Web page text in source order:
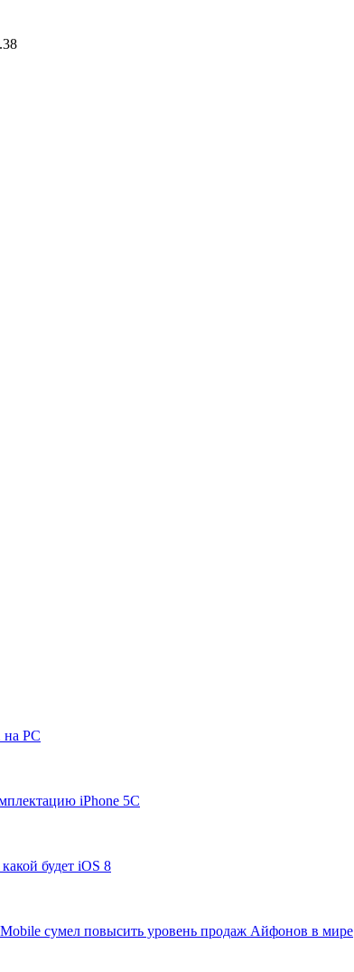
на PC
iPhone 5C
будет iOS 8
сумел повысить уровень продаж Айфонов в мире